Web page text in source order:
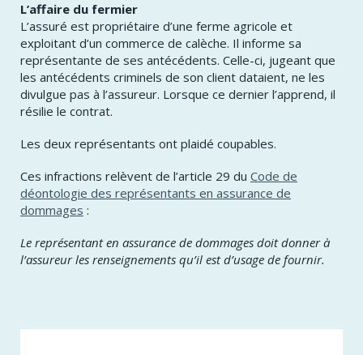
L’affaire du fermier
L’assuré est propriétaire d’une ferme agricole et
exploitant d’un commerce de calèche. Il informe sa
représentante de ses antécédents. Celle-ci, jugeant que
les antécédents criminels de son client dataient, ne les
divulgue pas à l’assureur. Lorsque ce dernier l’apprend, il
résilie le contrat.
Les deux représentants ont plaidé coupables.
Ces infractions relèvent de l’article 29 du Code de
déontologie des représentants en assurance de
dommages :
Le représentant en assurance de dommages doit donner à
l’assureur les renseignements qu’il est d’usage de fournir.